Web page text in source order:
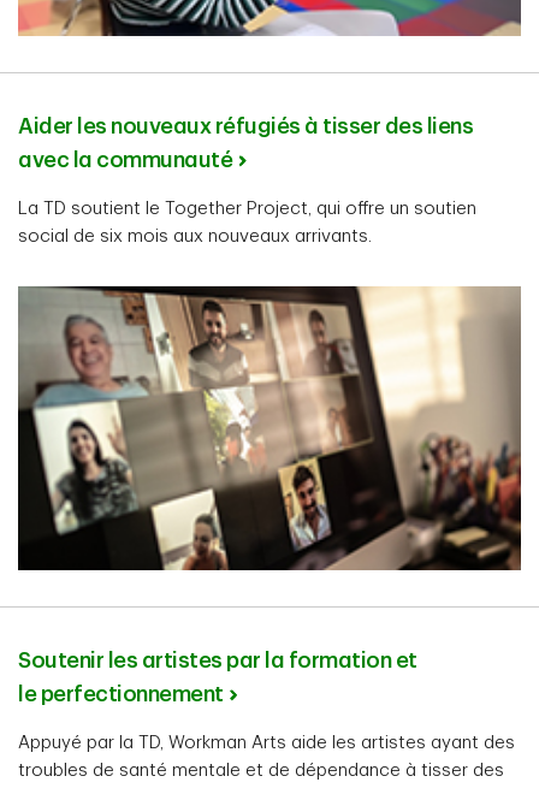
Aider les nouveaux réfugiés à tisser des liens
avec la communauté
La TD soutient le Together Project, qui offre un soutien
social de six mois aux nouveaux arrivants.
Soutenir les artistes par la formation et
le perfectionnement
Appuyé par la TD, Workman Arts aide les artistes ayant des
troubles de santé mentale et de dépendance à tisser des